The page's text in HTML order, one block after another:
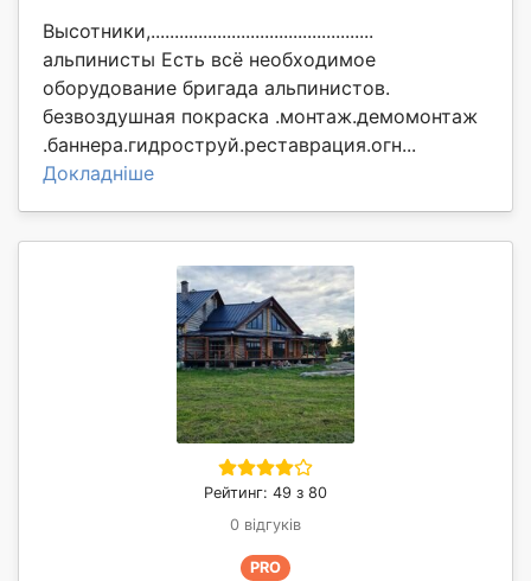
Высотники,...............................................
альпинисты Есть всё необходимое
оборудование бригада альпинистов.
безвоздушная покраска .монтаж.демомонтаж
.баннера.гидроструй.реставрация.огн...
Докладніше
Рейтинг: 49 з 80
0 відгуків
PRO